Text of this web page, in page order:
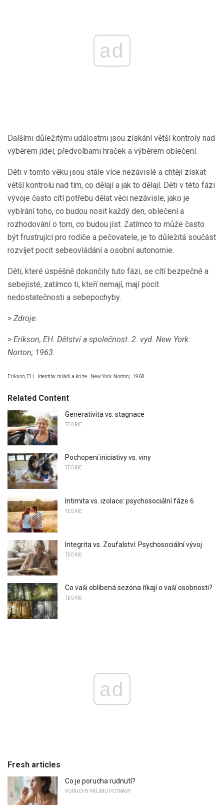
ad
Dalšími důležitými událostmi jsou získání větší kontroly nad
výběrem jídel, předvolbami hraček a výběrem oblečení.
Děti v tomto věku jsou stále více nezávislé a chtějí získat
větší kontrolu nad tím, co dělají a jak to dělají. Děti v této fázi
vývoje často cítí potřebu dělat věci nezávisle, jako je
vybírání toho, co budou nosit každý den, oblečení a
rozhodování o tom, co budou jíst. Zatímco to může často
být frustrující pro rodiče a pečovatele, je to důležitá součást
rozvíjet pocit sebeovládání a osobní autonomie.
Děti, které úspěšně dokončily tuto fázi, se cítí bezpečné a
sebejisté, zatímco ti, kteří nemají, mají pocit
nedostatečnosti a sebepochyby.
> Zdroje:
> Erikson, EH. Dětství a společnost. 2. vyd. New York:
Norton; 1963.
Erikson, EH. Identita: mládí a krize. New York: Norton; 1968.
Related Content
Generativita vs. stagnace
TEORIE
Pochopení iniciativy vs. viny
TEORIE
Intimita vs. izolace: psychosociální fáze 6
TEORIE
Integrita vs. Zoufalství: Psychosociální vývoj
TEORIE
Co vaši oblíbená sezóna říkají o vaší osobnosti?
TEORIE
ad
Fresh articles
Co je porucha rudnutí?
PORUCHY PŘÍJMU POTRAVY